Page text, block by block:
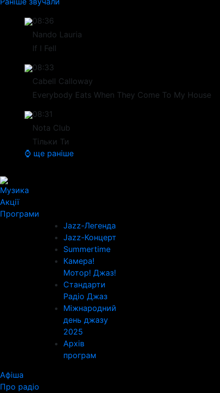
08:36
Nando Lauria
If I Fell
08:33
Cabell Calloway
Everybody Eats When They Come To My House
08:31
Nota Club
Тільки Ти
⌚ ще раніше
Музика
Акції
Програми
Jazz-Легенда
Jazz-Концерт
Summertime
Камера!
Мотор! Джаз!
Стандарти
Радіо Джаз
Міжнародний
день джазу
2025
Архів
програм
Афіша
Про радіо